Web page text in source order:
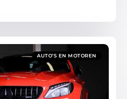
AUTO’S EN MOTOREN